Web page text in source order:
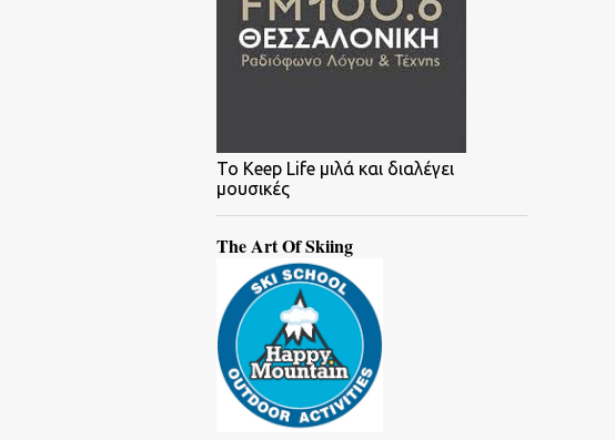
To Keep Life μιλά και διαλέγει
μουσικές
The Art Of Skiing